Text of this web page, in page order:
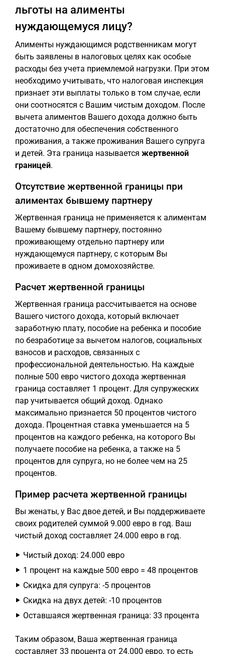
льготы на алименты
нуждающемуся лицу?
Алименты нуждающимся родственникам могут
быть заявлены в налоговых целях как особые
расходы без учета приемлемой нагрузки. При этом
необходимо учитывать, что налоговая инспекция
признает эти выплаты только в том случае, если
они соотносятся с Вашим чистым доходом. После
вычета алиментов Вашего дохода должно быть
достаточно для обеспечения собственного
проживания, а также проживания Вашего супруга
и детей. Эта граница называется жертвенной
границей.
Отсутствие жертвенной границы при
алиментах бывшему партнеру
Жертвенная граница не применяется к алиментам
Вашему бывшему партнеру, постоянно
проживающему отдельно партнеру или
нуждающемуся партнеру, с которым Вы
проживаете в одном домохозяйстве.
Расчет жертвенной границы
Жертвенная граница рассчитывается на основе
Вашего чистого дохода, который включает
заработную плату, пособие на ребенка и пособие
по безработице за вычетом налогов, социальных
взносов и расходов, связанных с
профессиональной деятельностью. На каждые
полные 500 евро чистого дохода жертвенная
граница составляет 1 процент. Для супружеских
пар учитывается общий доход. Однако
максимально признается 50 процентов чистого
дохода. Процентная ставка уменьшается на 5
процентов на каждого ребенка, на которого Вы
получаете пособие на ребенка, а также на 5
процентов для супруга, но не более чем на 25
процентов.
Пример расчета жертвенной границы
Вы женаты, у Вас двое детей, и Вы поддерживаете
своих родителей суммой 9.000 евро в год. Ваш
чистый доход составляет 24.000 евро в год.
Чистый доход: 24.000 евро
1 процент на каждые 500 евро = 48 процентов
Скидка для супруга: -5 процентов
Скидка на двух детей: -10 процентов
Оставшаяся жертвенная граница: 33 процента
Таким образом, Ваша жертвенная граница
составляет 33 процента от 24.000 евро, то есть